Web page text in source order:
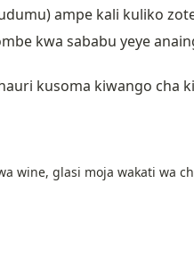
ampe kali kuliko
kwa sababu yeye
kusoma kiwango cha
wine, glasi moja wakati wa